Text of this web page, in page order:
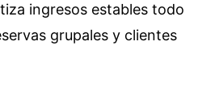
ingresos estables todo
grupales y clientes